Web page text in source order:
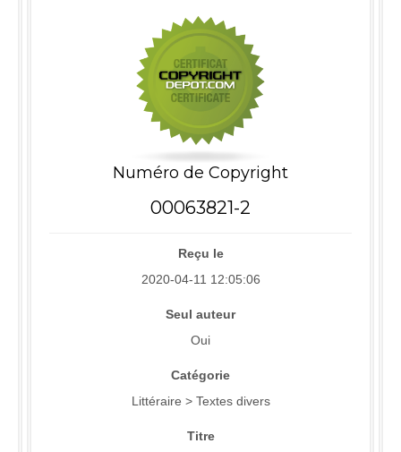
Numéro de Copyright
00063821-2
Reçu le
2020-04-11 12:05:06
Seul auteur
Oui
Catégorie
Littéraire > Textes divers
Titre